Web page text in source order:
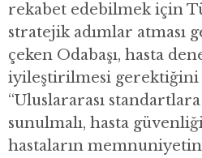
rekabet edebilmek için
stratejik adımlar atması
çeken Odabaşı, hasta
iyileştirilmesi
“Uluslararası
sunulmalı, hasta
hastaların